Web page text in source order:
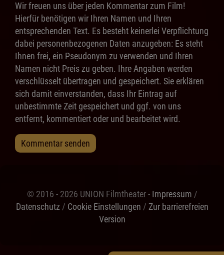
Wir freuen uns über jeden Kommentar zum Film!
Hierfür benötigen wir Ihren Namen und Ihren
entsprechenden Text. Es besteht keinerlei Verpflichtung
dabei personenbezogenen Daten anzugeben: Es steht
Ihnen frei, ein Pseudonym zu verwenden und Ihren
Namen nicht Preis zu geben. Ihre Angaben werden
verschlüsselt übertragen und gespeichert. Sie erklären
sich damit einverstanden, dass Ihr Eintrag auf
unbestimmte Zeit gespeichert und ggf. von uns
entfernt, kommentiert oder und bearbeitet wird.
Kommentar senden
© 2016 - 2026 UNION Filmtheater - Impressum /
Datenschutz/ Cookie Einstellungen / Zur barrierefreien
Version